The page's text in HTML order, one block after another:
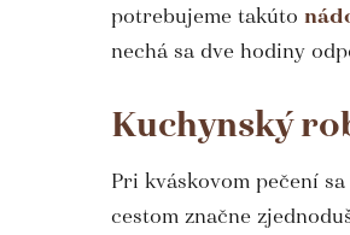
potrebujeme takúto
nechá sa dve hodiny
Kuchynský
Pri kváskovom pečení
cestom značne